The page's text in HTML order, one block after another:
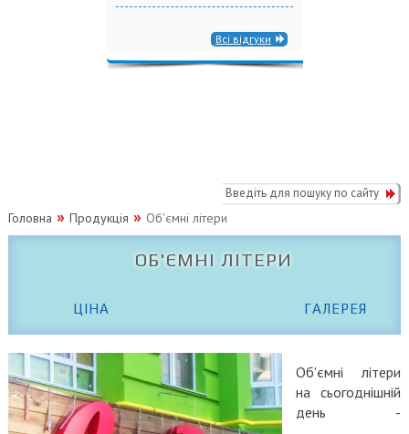
Всі відгуки
Головна Продукція Об'ємні літери
ОБ'ЄМНІ ЛІТЕРИ
ЦІНА ГАЛЕРЕЯ
Об'ємні лiтери
на сьогоднішній
день -